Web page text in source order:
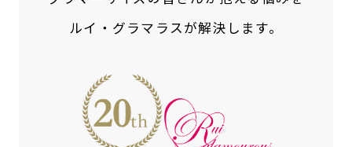
ルイ・グラマラスが解決します。